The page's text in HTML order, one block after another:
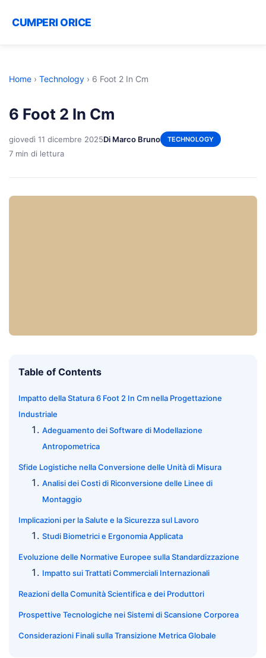
CUMPERI ORICE
Home › Technology › 6 Foot 2 In Cm
6 Foot 2 In Cm
giovedì 11 dicembre 2025Di Marco Bruno TECHNOLOGY
7 min di lettura
Table of Contents
Impatto della Statura 6 Foot 2 In Cm nella Progettazione
Industriale
Adeguamento dei Software di Modellazione
Antropometrica
Sfide Logistiche nella Conversione delle Unità di Misura
Analisi dei Costi di Riconversione delle Linee di
Montaggio
Implicazioni per la Salute e la Sicurezza sul Lavoro
Studi Biometrici e Ergonomia Applicata
Evoluzione delle Normative Europee sulla Standardizzazione
Impatto sui Trattati Commerciali Internazionali
Reazioni della Comunità Scientifica e dei Produttori
Prospettive Tecnologiche nei Sistemi di Scansione Corporea
Considerazioni Finali sulla Transizione Metrica Globale